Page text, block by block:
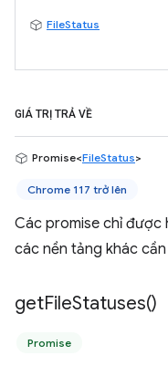
FileStatus
GIÁ TRỊ TRẢ VỀ
Promise<FileStatus>
Chrome 117 trở lên
Các promise chỉ được
các nền tảng khác
getFileStatuses()
Promise